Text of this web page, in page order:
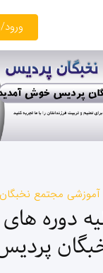
آموزشی مجتمع
دوره